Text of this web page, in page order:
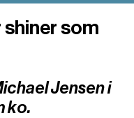
som
Jensen i
ko.